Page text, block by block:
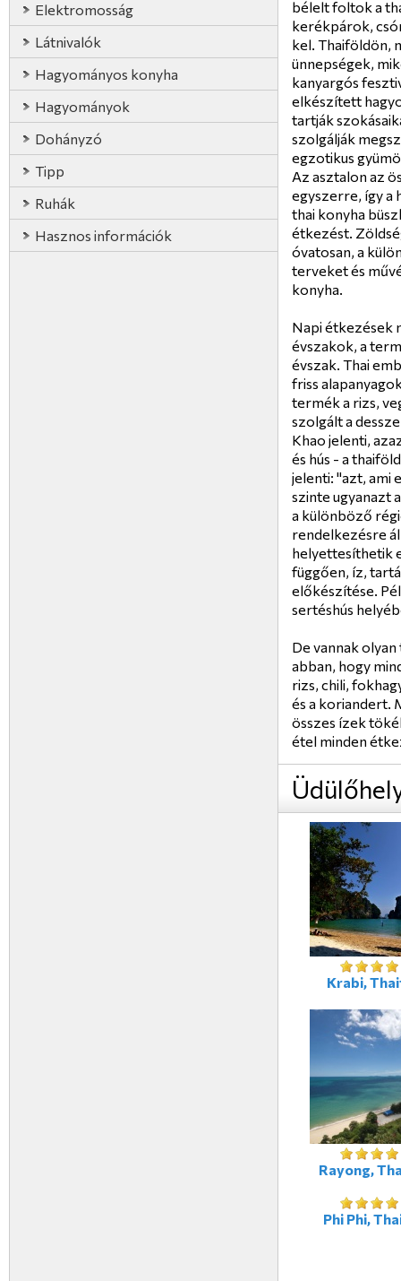
Elektromosság
Látnivalók
Hagyományos konyha
Hagyományok
Dohányzó
Tipp
Ruhák
Hasznos információk
bélelt foltok a
kerékpárok,
kel. Thaiföldön,
ünnepségek,
kanyargós
elkészített
tartják
szolgálják
egzotikus
Az asztalon az
egyszerre, így a
thai konyha
étkezést.
óvatosan, a
terveket és
konyha.
Napi étkezések
évszakok, a
évszak. Thai
friss
termék a rizs,
szolgált a
Khao jelenti,
és hús - a
jelenti: "azt, ami
szinte ugyanazt
a különböző
rendelkezésre
helyettesíthetik
függően, íz,
előkészítése.
sertéshús
De vannak
abban, hogy
rizs, chili,
és a koriandert.
összes ízek
étel minden
Krabi,
Rayong,
Phi Phi,